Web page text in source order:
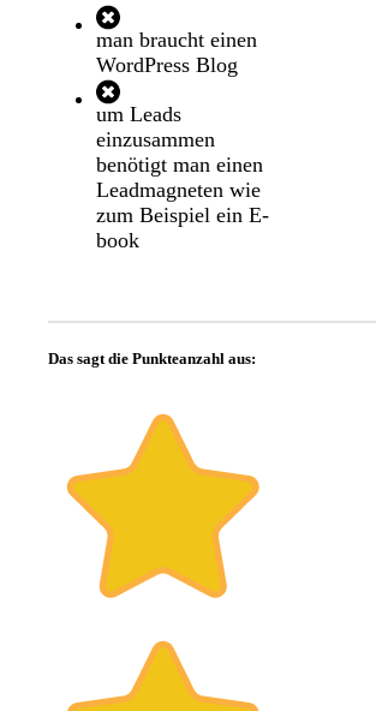
man braucht einen
WordPress Blog
um Leads
einzusammen
benötigt man einen
Leadmagneten wie
zum Beispiel ein E-
book
Das sagt die Punkteanzahl aus: